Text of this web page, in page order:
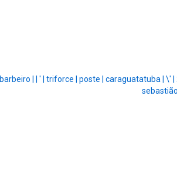
barbeiro | ' | triforce | poste | caraguatatuba | \' |
sebastião |